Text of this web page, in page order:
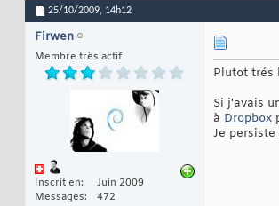
25/10/2009, 14h12
Firwen
Membre très actif
Inscrit en
Juin 2009
Messages
472
Plutot trés
Si j'avais
à Dropbox
Je